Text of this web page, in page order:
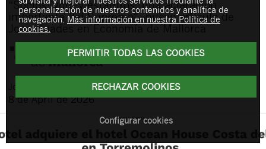
“Socios, voto y estatutos: una aclaración
importante del Supremo”, nuevo artículo de
Joan Buades en Economía de Mallorca
8 de April de 2026
personalización de nuestros contenidos y analítica de
navegación. Más información en nuestra Política de
cookies.
PERMITIR TODAS LAS COOKIES
RECHAZAR COOKIES
Configurar cookies